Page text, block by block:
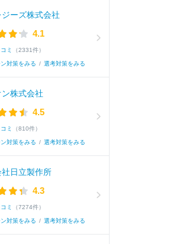
〇〇に立候補した。まず、〇〇の原因に「
ジーズ株式会社
4.1
ミ （2331件）
対策をみる / 選考対策をみる
ン株式会社
4.5
ミ （810件）
対策をみる / 選考対策をみる
日立製作所
4.3
ミ （7274件）
対策をみる / 選考対策をみる